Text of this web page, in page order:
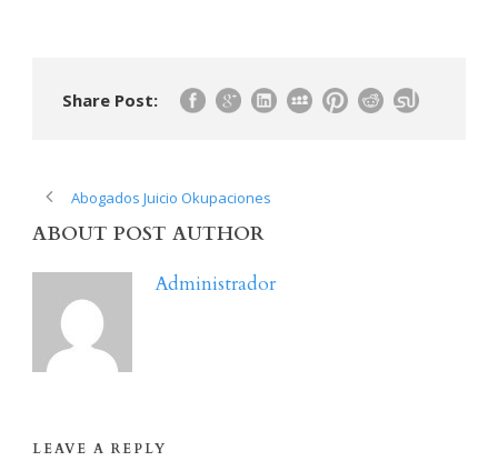
Share Post:
Abogados Juicio Okupaciones
ABOUT POST AUTHOR
Administrador
LEAVE A REPLY